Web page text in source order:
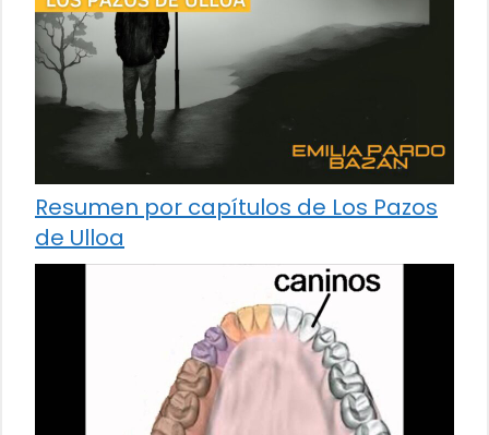
Resumen por capítulos de Los Pazos
de Ulloa